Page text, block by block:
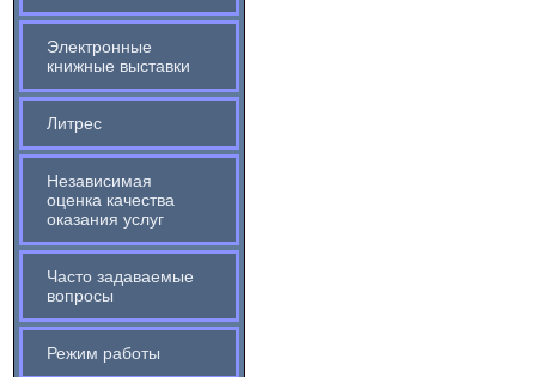
Электронные
книжные выставки
Литрес
Независимая
оценка качества
оказания услуг
Часто задаваемые
вопросы
Режим работы